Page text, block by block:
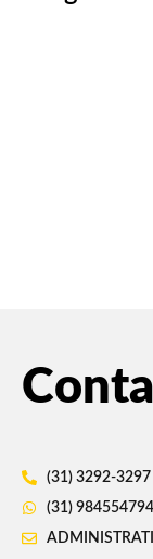
(31) 3292-3297
(31) 984554794